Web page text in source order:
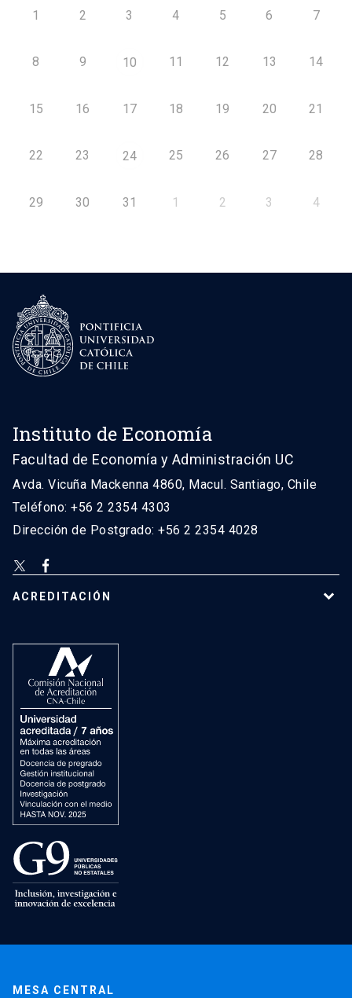
1 2 3 4 5 6 7
8 9 10 11 12 13 14
15 16 17 18 19 20 21
22 23 24 25 26 27 28
29 30 31 1 2 3 4
Instituto de Economía
Facultad de Economía y Administración UC
Avda. Vicuña Mackenna 4860, Macul. Santiago, Chile
Teléfono: +56 2 2354 4303
Dirección de Postgrado: +56 2 2354 4028
ACREDITACIÓN
MESA CENTRAL